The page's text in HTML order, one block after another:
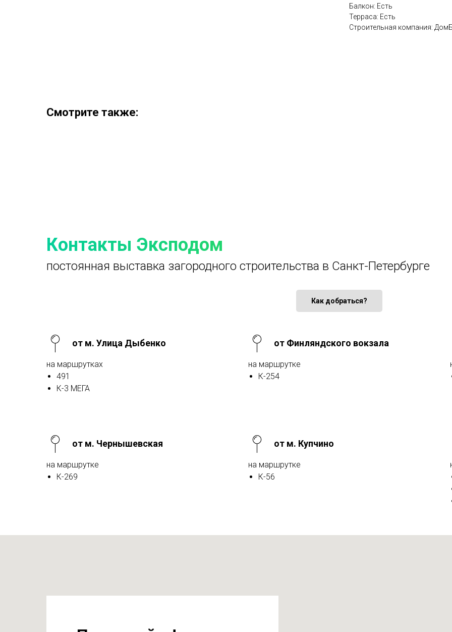
Балкон: Есть
Терраса: Есть
Строительная компания:
Смотрите также:
Контакты Эксподом
постоянная выставка загородного строительства в Санкт-Петербурге
Как добраться?
от м. Улица Дыбенко
на маршрутках
491
К-3 МЕГА
от Финляндского вокзала
на маршрутке
К-254
от м. Чернышевская
на маршрутке
К-269
от м. Купчино
на маршрутке
К-56